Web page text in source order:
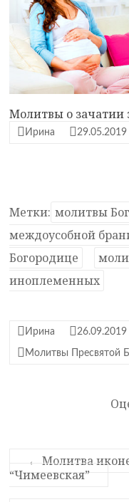
Молитвы о зачатии
Ирина 29.05.2019
Метки: молитвы
междоусобной
Богородице
иноплеменных
Ирина 26.09.2019
Молитвы Пресвятой
←
Молитва
“Чимеевская”